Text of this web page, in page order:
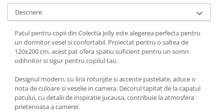
Descriere
Patul pentru copii din Colectia Jolly este alegerea perfecta pentru
un dormitor vesel si confortabil. Proiectat pentru o saltea de
120x200 cm, acest pat ofera spatiu suficient pentru un somn
odihnitor si sigur pentru copilul tau.
Designul modern, cu linii rotunjite si accente pastelate, aduce o
nota de culoare si veselie in camera. Decorul tapitat de la capatul
patului, cu detalii de inspiratie jucausa, contribuie la atmosfera
prietenoasa a camerei.